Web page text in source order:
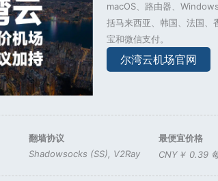
macOS、路由器、
括马来西亚、韩国、法国、
宝和微信支付。
尔湾云机场官网
翻墙协议
Shadowsocks (SS), V2Ray
最便宜价格
CNY￥ 0.39